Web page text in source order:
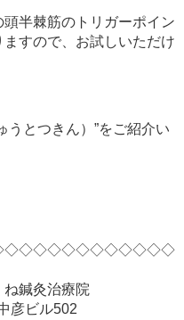
半棘筋のトリガーポイン
すので、お試しいただけ
うとつきん）”をご紹介い
鍼灸治療院
彦ビル502